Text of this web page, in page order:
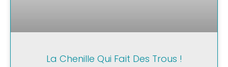
La Chenille Qui Fait Des Trous !